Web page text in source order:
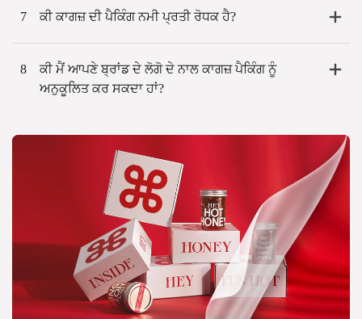
7 ਕੀ ਕਾਗਜ਼ ਦੀ ਪੈਕਿੰਗ ਨਮੀ ਪ੍ਰਤੀ ਰੋਧਕ ਹੈ?
8
ਕੀ ਮੈਂ ਆਪਣੇ ਬ੍ਰਾਂਡ ਦੇ ਲੋਗੋ ਦੇ ਨਾਲ ਕਾਗਜ਼ ਪੈਕਿੰਗ ਨੂੰ
ਅਨੁਕੂਲਿਤ ਕਰ ਸਕਦਾ ਹਾਂ?